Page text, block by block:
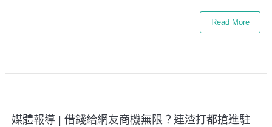
Read More
媒體報導 | 借錢給網友商機無限？連渣打都搶進駐